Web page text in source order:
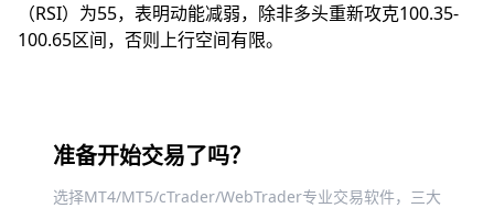
（RSI）为55，表明动能减弱，除非多头重新攻克100.35-
100.65区间，否则上行空间有限。
准备开始交易了吗？
选择MT4/MT5/cTrader/WebTrader专业交易软件，三大